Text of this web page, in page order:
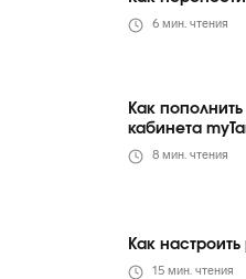
6 мин. чтения
Как
кабинета
8 мин. чтения
Как
15 мин. чтения